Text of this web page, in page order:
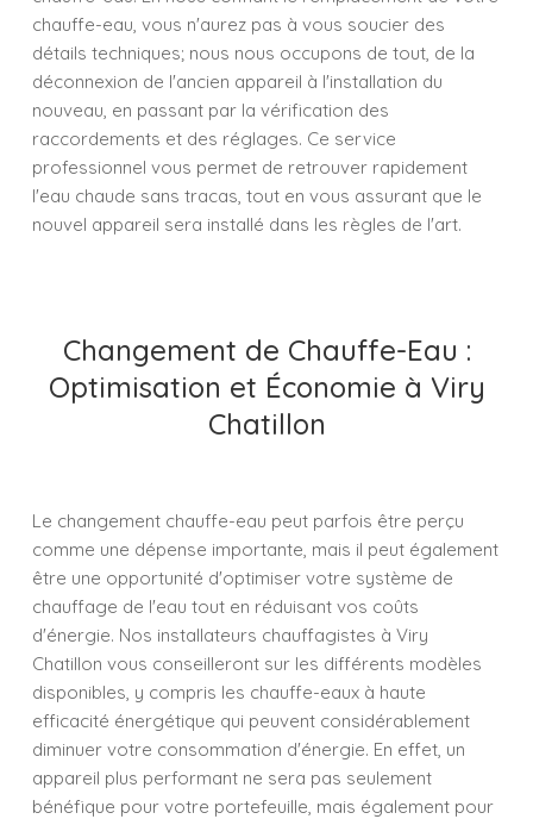
chauffe-eau, vous n'aurez pas à vous soucier des
détails techniques; nous nous occupons de tout, de la
déconnexion de l'ancien appareil à l'installation du
nouveau, en passant par la vérification des
raccordements et des réglages. Ce service
professionnel vous permet de retrouver rapidement
l'eau chaude sans tracas, tout en vous assurant que le
nouvel appareil sera installé dans les règles de l'art.
Changement de Chauffe-Eau :
Optimisation et Économie à Viry
Chatillon
Le changement chauffe-eau peut parfois être perçu
comme une dépense importante, mais il peut également
être une opportunité d'optimiser votre système de
chauffage de l'eau tout en réduisant vos coûts
d'énergie. Nos installateurs chauffagistes à Viry
Chatillon vous conseilleront sur les différents modèles
disponibles, y compris les chauffe-eaux à haute
efficacité énergétique qui peuvent considérablement
diminuer votre consommation d'énergie. En effet, un
appareil plus performant ne sera pas seulement
bénéfique pour votre portefeuille, mais également pour